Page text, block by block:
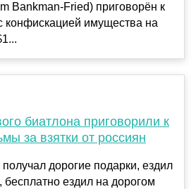
Bankman-Fried) приговорён к
конфискацией имущества на
биатлона приговорили к
за взятки от россиян
дорогие подарки, ездил
бесплатно ездил на дорогом